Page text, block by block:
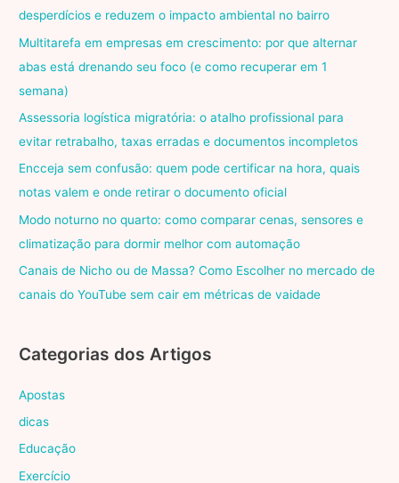
desperdícios e reduzem o impacto ambiental no bairro
Multitarefa em empresas em crescimento: por que alternar
abas está drenando seu foco (e como recuperar em 1
semana)
Assessoria logística migratória: o atalho profissional para
evitar retrabalho, taxas erradas e documentos incompletos
Encceja sem confusão: quem pode certificar na hora, quais
notas valem e onde retirar o documento oficial
Modo noturno no quarto: como comparar cenas, sensores e
climatização para dormir melhor com automação
Canais de Nicho ou de Massa? Como Escolher no mercado de
canais do YouTube sem cair em métricas de vaidade
Categorias dos Artigos
Apostas
dicas
Educação
Exercício